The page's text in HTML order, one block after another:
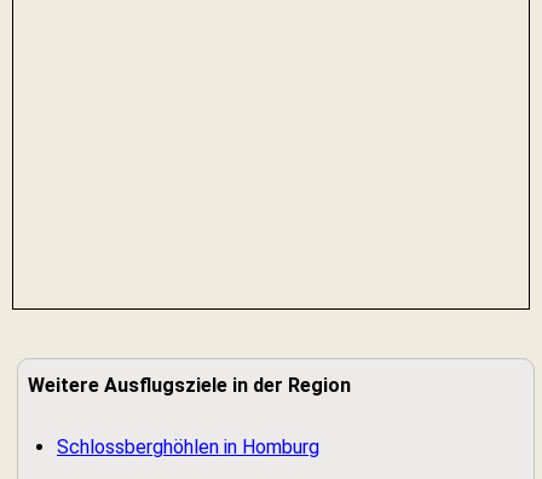
Weitere Ausflugsziele in der Region
Schlossberghöhlen in Homburg